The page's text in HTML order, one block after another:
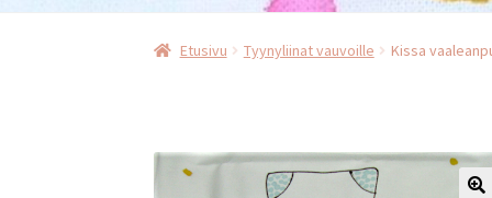
Etusivu Tyynyliinat vauvoille Kissa